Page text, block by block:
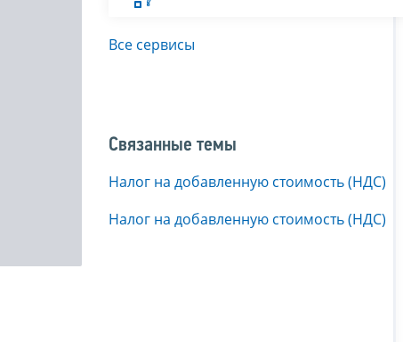
Все сервисы
Связанные темы
Налог на добавленную стоимость (НДС)
Налог на добавленную стоимость (НДС)